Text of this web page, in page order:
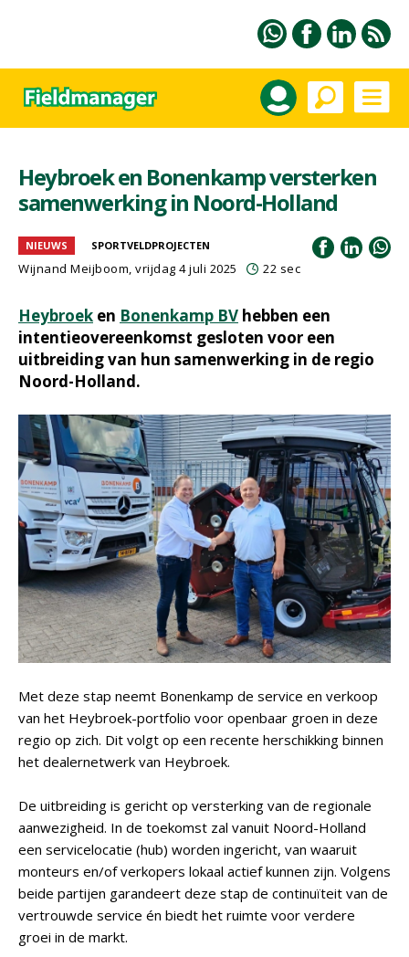
Heybroek en Bonenkamp versterken
samenwerking in Noord-Holland
NIEUWS SPORTVELDPROJECTEN
Wijnand Meijboom, vrijdag 4 juli 2025 22 sec
Heybroek en Bonenkamp BV hebben een
intentieovereenkomst gesloten voor een
uitbreiding van hun samenwerking in de regio
Noord-Holland.
Met deze stap neemt Bonenkamp de service en verkoop
van het Heybroek-portfolio voor openbaar groen in deze
regio op zich. Dit volgt op een recente herschikking binnen
het dealernetwerk van Heybroek.
De uitbreiding is gericht op versterking van de regionale
aanwezigheid. In de toekomst zal vanuit Noord-Holland
een servicelocatie (hub) worden ingericht, van waaruit
monteurs en/of verkopers lokaal actief kunnen zijn. Volgens
beide partijen garandeert deze stap de continuïteit van de
vertrouwde service én biedt het ruimte voor verdere
groei in de markt.